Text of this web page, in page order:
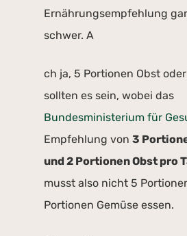
Ernährungsempfehlung
schwer. A
ch ja, 5 Portionen Obst
sollten es sein, wobei das
Bundesministerium für
Empfehlung von3
und 2 Portionen Obst pro
musst also nicht 5
Portionen Gemüse essen.